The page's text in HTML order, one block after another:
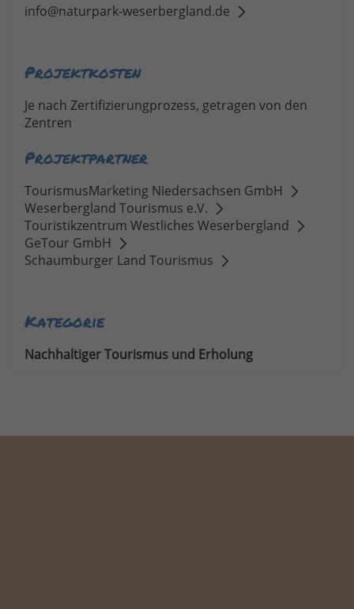
info@naturpark-weserbergland.de
Projektkosten
Je nach Zertifizierungprozess, getragen von den
Zentren
Projektpartner
TourismusMarketing Niedersachsen GmbH
Weserbergland Tourismus e.V.
Touristikzentrum Westliches Weserbergland
GeTour GmbH
Schaumburger Land Tourismus
Kategorie
Nachhaltiger Tourismus und Erholung